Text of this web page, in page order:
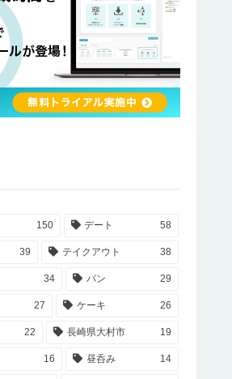
150 デート 58
39 テイクアウト 38
34 パン 29
27 ケーキ 26
22 長崎県大村市 19
16 昼呑み 14